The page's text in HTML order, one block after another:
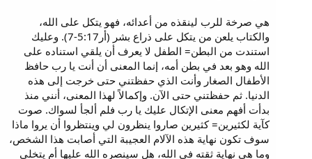
هي صرخة للرب لينقذه من أعدائه، فهو يتكل على الله،
والكتاب يلعن من يتكل على ذراع بشر (أر5:17-7). وعليك
استندت من البطن= الطفل لا يعرف أن يلقي استناده على
الله وهو بعد في بطن أمه، إنما المعنى أن أنت يا رب حافظ
الأطفال الصغار وأنت الذي حفظتني حتى خرجت إلى هذه
الدنيا. ثم حفظتني حتى الآن. وإكمالاً لهذا المعنى، أنني منذ
بدأت أفهم معنى الإتكال عليك يا رب فلم ألجأ لسواك. صوت
كآية لكثيرين= كثيرين صاروا ينظرون لي وينتظروا أن يروا ماذا
سوف تكون نهاية هذه الآلام العجيبة التي أصابت هذا الشخص،
وما هي نهاية ثقته في الله، هل سينصره الله عليها أم يتخلى